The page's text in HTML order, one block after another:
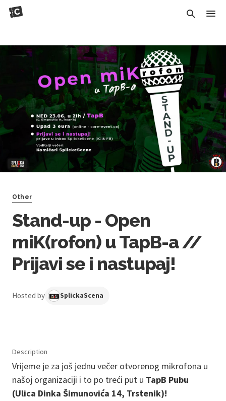
Other
Stand-up - Open
miK(rofon) u TapB-a //
Prijavi se i nastupaj!
Hosted by SplickaScena
Description
Vrijeme je za još jednu večer otvorenog mikrofona u
našoj organizaciji i to po treći put u TapB Pubu
(Ulica Dinka Šimunovića 14, Trstenik)!